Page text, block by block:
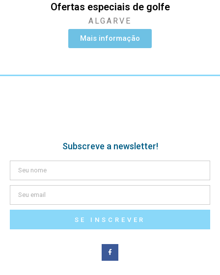
Ofertas especiais de golfe
ALGARVE
Mais informação
Subscreve a newsletter!
SE INSCREVER